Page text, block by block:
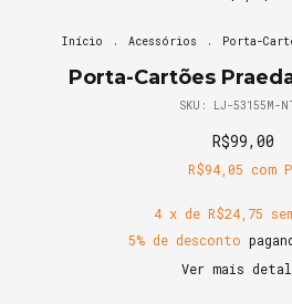
Início . Acessórios . Porta-
Porta-Cartões
SKU: LJ-53155M-
R$99,00
R$94,05 com
4 x de R$24,75
5% de desconto
Ver mais